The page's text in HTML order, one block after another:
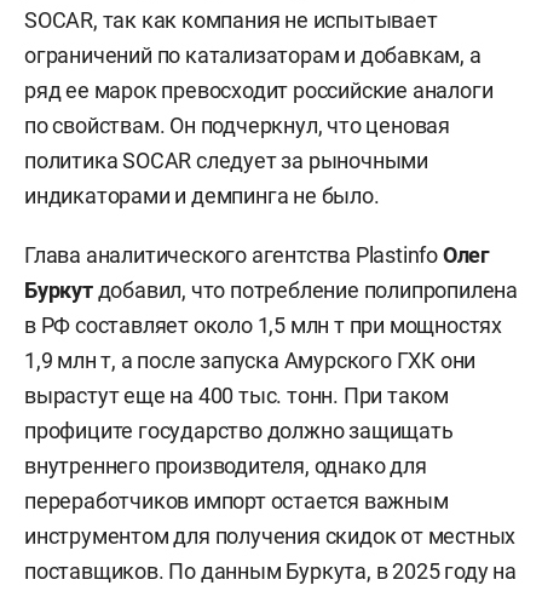
SOCAR, так как компания не испытывает
ограничений по катализаторам и добавкам, а
ряд ее марок превосходит российские аналоги
по свойствам. Он подчеркнул, что ценовая
политика SOCAR следует за рыночными
индикаторами и демпинга не было.
Глава аналитического агентства PlastinfoОлег
Буркутдобавил, что потребление полипропилена
в РФ составляет около 1,5 млн т при мощностях
1,9 млн т, а после запуска Амурского ГХК они
вырастут еще на 400 тыс. тонн. При таком
профиците государство должно защищать
внутреннего производителя, однако для
переработчиков импорт остается важным
инструментом для получения скидок от местных
поставщиков. По данным Буркута, в 2025 году на